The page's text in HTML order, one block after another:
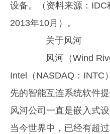
设备。（资料来源：IDC
2013年10月）。
关于风河
风河（Wind
Intel（NASDAQ：INTC
先的智能互连系统软件
风河公司一直是嵌入式
当今世界中，已经有超